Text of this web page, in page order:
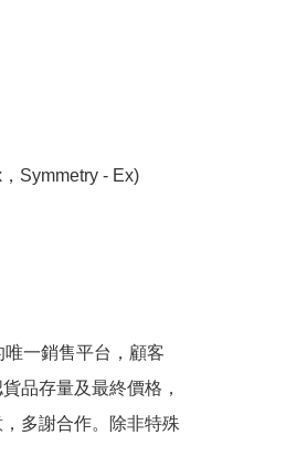
Symmetry - Ex)
一銷售平台，顧客
品存量及最終價格，
多謝合作。除非特殊